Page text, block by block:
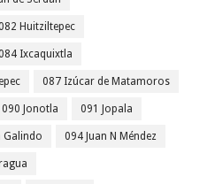
Huitziltepec
Ixcaquixtla
087 Izúcar de Matamoros
090 Jonotla 091 Jopala
Galindo 094 Juan N Méndez